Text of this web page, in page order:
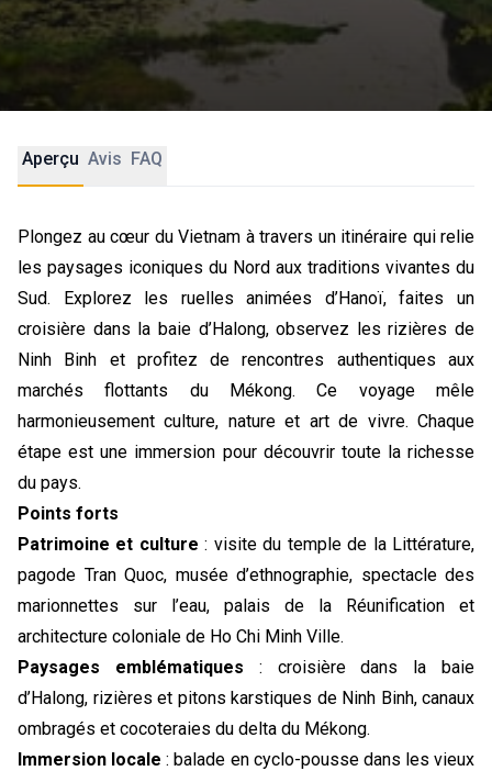
Aperçu Avis FAQ
Plongez au cœur du Vietnam à travers un itinéraire qui relie
les paysages iconiques du Nord aux traditions vivantes du
Sud. Explorez les ruelles animées d’Hanoï, faites un
croisière dans la baie d’Halong, observez les rizières de
Ninh Binh et profitez de rencontres authentiques aux
marchés flottants du Mékong. Ce voyage mêle
harmonieusement culture, nature et art de vivre. Chaque
étape est une immersion pour découvrir toute la richesse
du pays.
Points forts
Patrimoine et culture : visite du temple de la Littérature,
pagode Tran Quoc, musée d’ethnographie, spectacle des
marionnettes sur l’eau, palais de la Réunification et
architecture coloniale de Ho Chi Minh Ville.
Paysages emblématiques : croisière dans la baie
d’Halong, rizières et pitons karstiques de Ninh Binh, canaux
ombragés et cocoteraies du delta du Mékong.
Immersion locale : balade en cyclo-pousse dans les vieux